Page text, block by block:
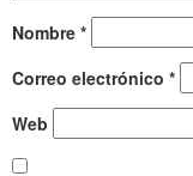
Nombre *
Correo electrónico *
Web